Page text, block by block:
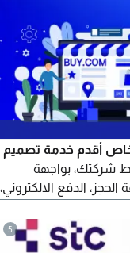
أقدم خدمة تصميم
شركتك، بواجهة
الدفع الالكتروني،
5